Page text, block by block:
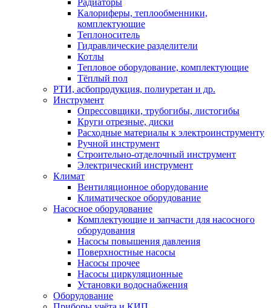
Радиаторы
Калориферы, теплообменники,
комплектующие
Теплоноситель
Гидравлические разделители
Котлы
Тепловое оборудование, комплектующие
Тёплый пол
РТИ, асбопродукция, полиуретан и др.
Инструмент
Опрессовщики, трубогибы, листогибы
Круги отрезные, диски
Расходные материалы к электроинструменту
Ручной инструмент
Строительно-отделочный инструмент
Электрический инструмент
Климат
Вентиляционное оборудование
Климатическое оборудование
Насосное оборудование
Комплектующие и запчасти для насосного
оборудования
Насосы повышения давления
Поверхностные насосы
Насосы прочее
Насосы циркуляционные
Установки водоснабжения
Оборудование